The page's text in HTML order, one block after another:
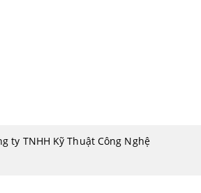
ty TNHH Kỹ Thuật Công Nghệ